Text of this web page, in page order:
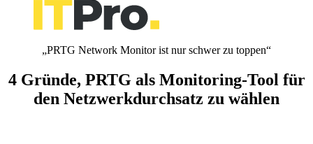
„PRTG Network Monitor ist nur schwer zu toppen“
4 Gründe, PRTG als Monitoring-Tool für
den Netzwerkdurchsatz zu wählen